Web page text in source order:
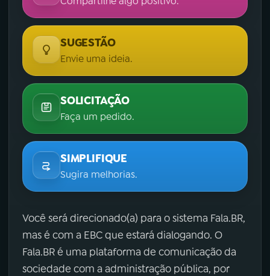
SUGESTÃO
Envie uma ideia.
SOLICITAÇÃO
Faça um pedido.
SIMPLIFIQUE
Sugira melhorias.
Você será direcionado(a) para o sistema Fala.BR,
mas é com a EBC que estará dialogando. O
Fala.BR é uma plataforma de comunicação da
sociedade com a administração pública, por